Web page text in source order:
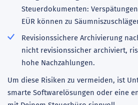
Steuerdokumenten:
EÜR können zu
Revisionssichere Archivierung
nicht revisionssicher archiviert,
hohe Nachzahlungen.
Um diese Risiken zu vermeiden, ist
smarte Softwarelösungen oder eine